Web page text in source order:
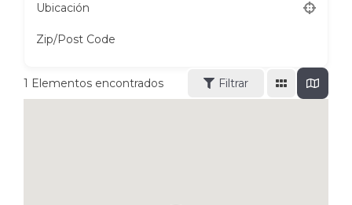
Ubicación
Zip/Post Code
1 Elementos encontrados Filtrar